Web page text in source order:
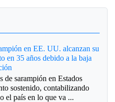
en EE. UU. alcanzan su
en 35 años debido a la baja
de sarampión en Estados
sostenido, contabilizando
el país en lo que va ...